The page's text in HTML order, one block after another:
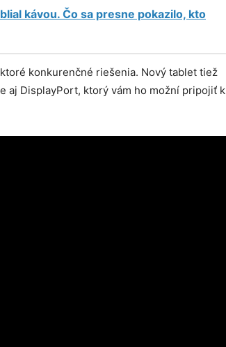
kávou. Čo sa presne pokazilo, kto
konkurenčné riešenia. Nový tablet tiež
aj DisplayPort, ktorý vám ho možní pripojiť k